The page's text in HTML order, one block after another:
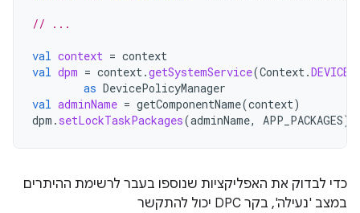
// ...
val context = context
val dpm = context.getSystemService(Context.
as DevicePolicyManager
val adminName = getComponentName(context)
dpm . setLockTaskPackages(adminName, APP_PACKAGES)
כדי לבדוק את האפליקציות שנוספו בעבר לרשימת ההיתרים
במצב 'נעילה', בקר DPC יכול להתקשר